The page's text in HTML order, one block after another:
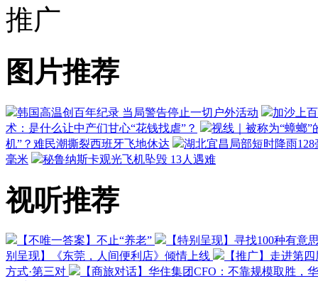
推广
图片推荐
韩国高温创百年纪录 当局警告停止一切户外活动
加沙上
术：是什么让中产们甘心“花钱找虐”？
视线｜被称为“蟑螂
机”？难民潮撕裂西班牙飞地休达
湖北宜昌局部短时降雨
毫米
秘鲁纳斯卡观光飞机坠毁 13人遇难
视听推荐
【不唯一答案】不止“养老”
【特别呈现】寻找100种有意
别呈现】《东莞，人间便利店》倾情上线
【推广】走进第
方式·第三对
【商旅对话】华住集团CFO：不靠规模取胜，